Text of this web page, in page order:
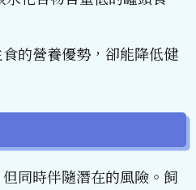
的營養優勢，卻能降低健
同時伴隨潛在的風險。飼